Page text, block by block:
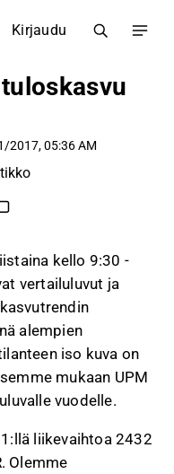
Kirjaudu
2017, 05:36 AM
kello 9:30 -
vertailuluvut ja
alempien
iso kuva on
mukaan UPM
vuodelle.
liikevaihtoa 2432
Olemme